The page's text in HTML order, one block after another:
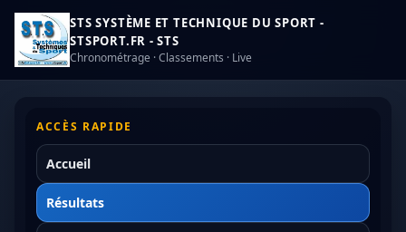
STS SYSTÈME ET TECHNIQUE DU SPORT -
STSPORT.FR - STS
Chronométrage · Classements · Live
ACCÈS RAPIDE
Accueil
Résultats